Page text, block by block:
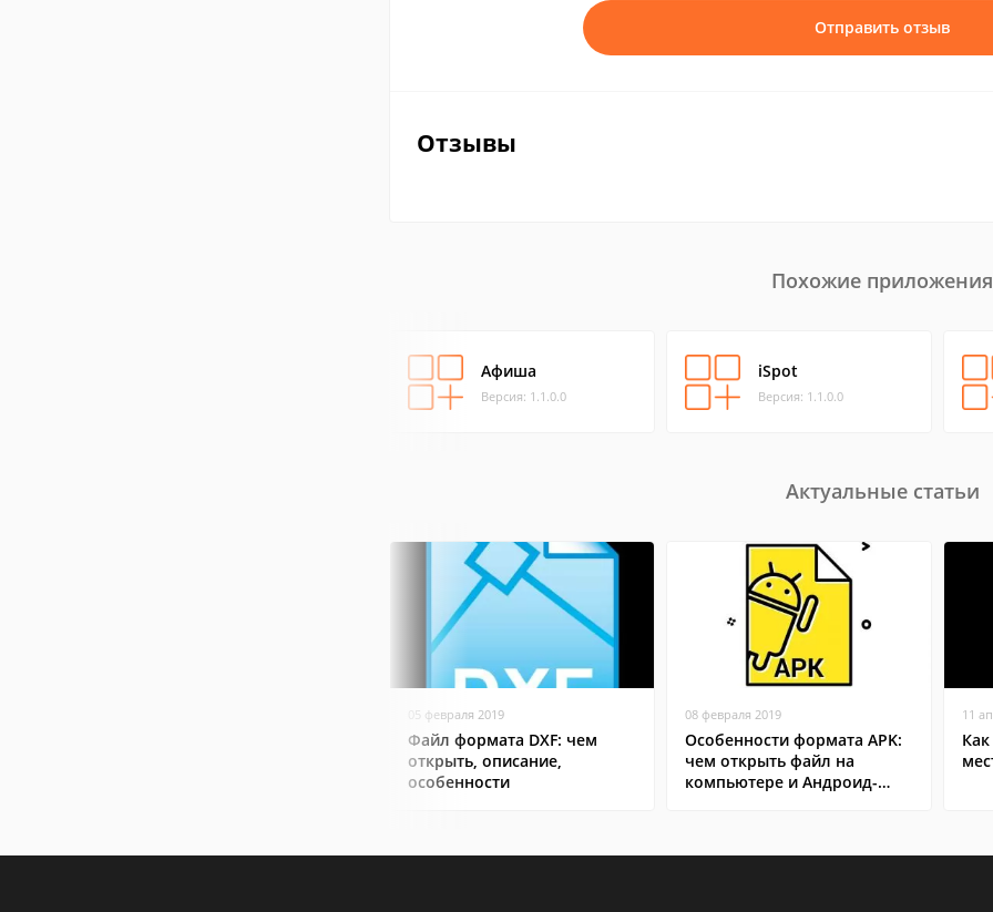
Отправить отзыв
Отзывы
Похожие приложения
Афиша
Версия: 1.1.0.0
iSpot
Версия: 1.1.0.0
Актуальные статьи
05 февраля 2019
Файл формата DXF: чем
открыть, описание,
особенности
08 февраля 2019
Особенности формата APK:
чем открыть файл на
компьютере и Андроид-
11